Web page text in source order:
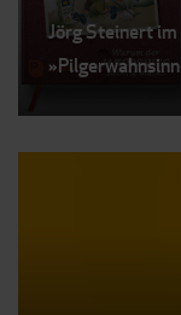
Jörg Steinert